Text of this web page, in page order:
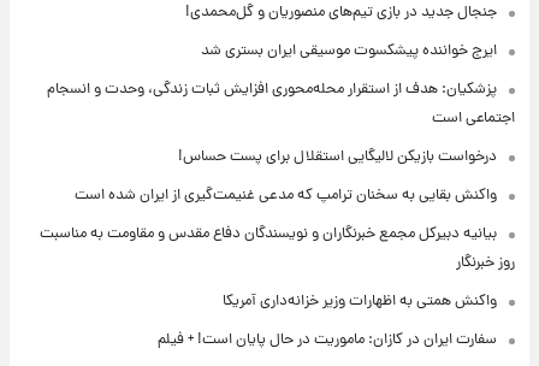
جنجال جدید در بازی تیم‌های منصوریان و گل‌محمدی!
ایرج خواننده پیشکسوت موسیقی ایران بستری شد
پزشکیان: هدف از استقرار محله‌محوری افزایش ثبات زندگی، وحدت و انسجام
اجتماعی است
درخواست بازیکن لالیگایی استقلال برای پست حساس!
واکنش بقایی به سخنان ترامپ که مدعی غنیمت‌گیری از ایران شده است
بیانیه دبیرکل مجمع خبرنگاران و نویسندگان دفاع مقدس و مقاومت به مناسبت
روز خبرنگار
واکنش همتی به اظهارات وزیر خزانه‌داری آمریکا
سفارت ایران در کازان: ماموریت در حال پایان است! + فیلم